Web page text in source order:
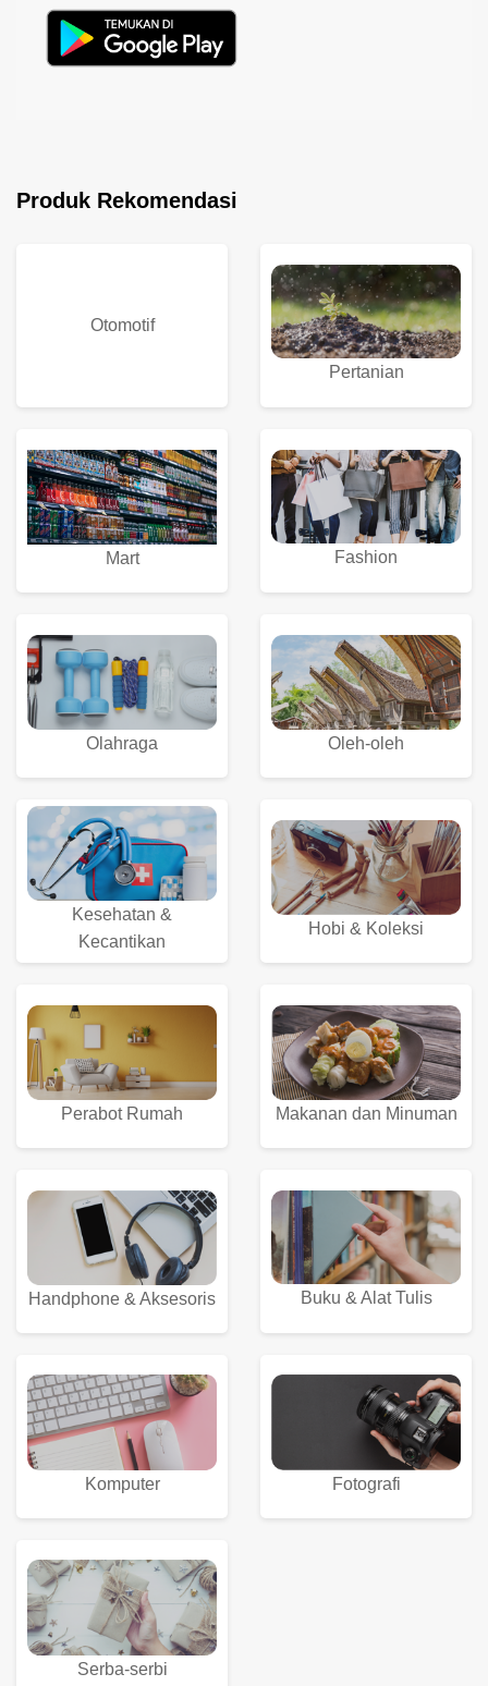
Produk Rekomendasi
Otomotif
Pertanian
Mart Fashion
Olahraga Oleh-oleh
Kesehatan &
Kecantikan
Hobi & Koleksi
Perabot Rumah Makanan dan Minuman
Handphone & Aksesoris Buku & Alat Tulis
Komputer Fotografi
Serba-serbi